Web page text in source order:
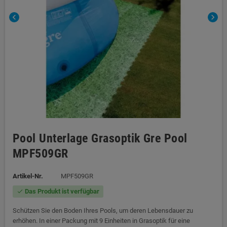
chevron_left chevron_right
Pool Unterlage Grasoptik Gre Pool
MPF509GR
Artikel-Nr. MPF509GR
check Das Produkt ist verfügbar
Schützen Sie den Boden Ihres Pools, um deren Lebensdauer zu
erhöhen. In einer Packung mit 9 Einheiten in Grasoptik für eine